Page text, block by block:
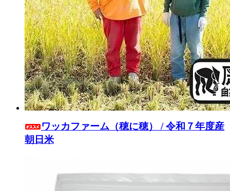
ワッカファーム（穂に穂） / 令和７年度産
朝日米